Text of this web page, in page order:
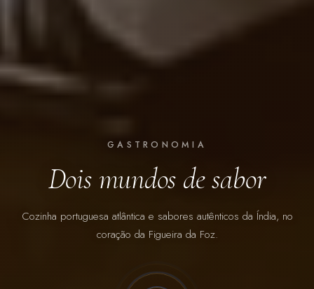
GASTRONOMIA
Dois mundos de sabor
Cozinha portuguesa atlântica e sabores autênticos da Índia, no
coração da Figueira da Foz.